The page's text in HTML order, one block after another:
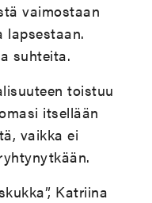
vaimostaan
lapsestaan.
suhteita.
toistuu
itsellään
vaikka ei
Katriina